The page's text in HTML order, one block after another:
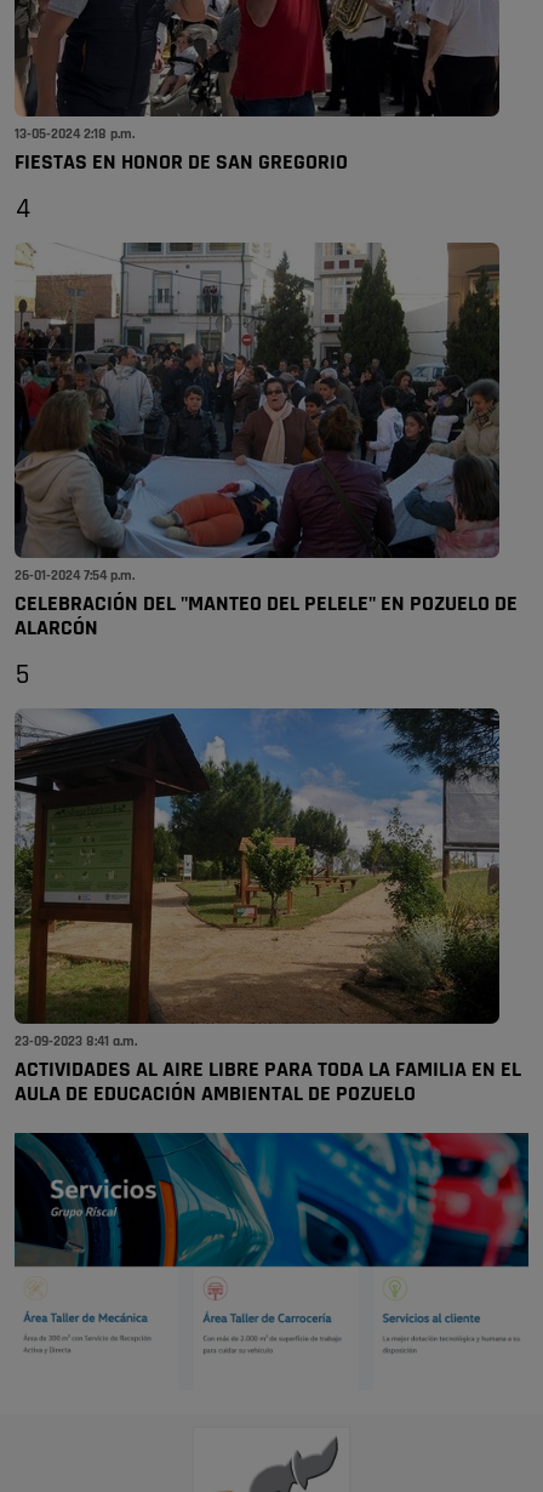
13-05-2024 2:18 p.m.
FIESTAS EN HONOR DE SAN GREGORIO
4
26-01-2024 7:54 p.m.
CELEBRACIÓN DEL "MANTEO DEL PELELE" EN POZUELO DE
ALARCÓN
5
23-09-2023 8:41 a.m.
ACTIVIDADES AL AIRE LIBRE PARA TODA LA FAMILIA EN EL
AULA DE EDUCACIÓN AMBIENTAL DE POZUELO